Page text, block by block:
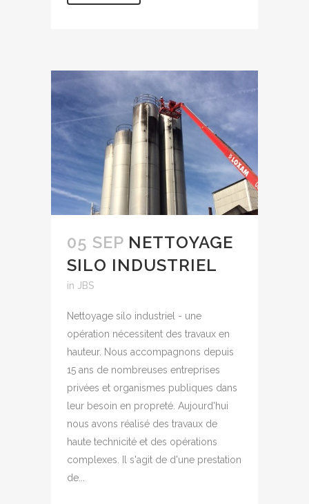
05 SEP NETTOYAGE
SILO INDUSTRIEL
in JBS
Nettoyage silo industriel - une
opération nécessitent des travaux en
hauteur. Nous accompagnons depuis
15 ans de nombreuses entreprises
privées et organismes publiques dans
leur besoin en propreté. Aujourd'hui
nous avons réalisé des travaux de
haute technicité et des opérations
complexes. Il s'agit de d'une prestation
de...